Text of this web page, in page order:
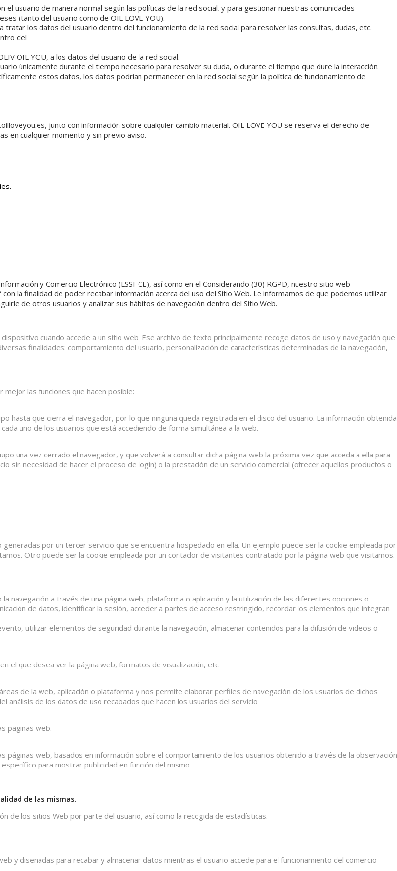
usuario de manera normal según las políticas de la red social, y para gestionar nuestras comunidades
(tanto del usuario como de OIL LOVE YOU).
los datos del usuario dentro del funcionamiento de la red social para resolver las consultas, dudas, etc.
del
OIL YOU, a los datos del usuario de la red social.
únicamente durante el tiempo necesario para resolver su duda, o durante el tiempo que dure la interacción.
estos datos, los datos podrían permanecer en la red social según la política de funcionamiento de
junto con información sobre cualquier cambio material. OIL LOVE YOU se reserva el derecho de
en cualquier momento y sin previo aviso.
y Comercio Electrónico (LSSI-CE), así como en el Considerando (30) RGPD, nuestro sitio web
con la finalidad de poder recabar información acerca del uso del Sitio Web. Le informamos de que podemos utilizar
de otros usuarios y analizar sus hábitos de navegación dentro del Sitio Web.
cuando accede a un sitio web. Ese archivo de texto principalmente recoge datos de uso y navegación que
finalidades: comportamiento del usuario, personalización de características determinadas de la navegación,
las funciones que hacen posible:
hasta que cierra el navegador, por lo que ninguna queda registrada en el disco del usuario. La información obtenida
uno de los usuarios que está accediendo de forma simultánea a la web.
una vez cerrado el navegador, y que volverá a consultar dicha página web la próxima vez que acceda a ella para
sin necesidad de hacer el proceso de login) o la prestación de un servicio comercial (ofrecer aquellos productos o
por un tercer servicio que se encuentra hospedado en ella. Un ejemplo puede ser la cookie empleada por
Otro puede ser la cookie empleada por un contador de visitantes contratado por la página web que visitamos.
navegación a través de una página web, plataforma o aplicación y la utilización de las diferentes opciones o
de datos, identificar la sesión, acceder a partes de acceso restringido, recordar los elementos que integran
utilizar elementos de seguridad durante la navegación, almacenar contenidos para la difusión de videos o
el que desea ver la página web, formatos de visualización, etc.
de la web, aplicación o plataforma y nos permite elaborar perfiles de navegación de los usuarios de dichos
análisis de los datos de uso recabados que hacen los usuarios del servicio.
páginas web.
páginas web, basados en información sobre el comportamiento de los usuarios obtenido a través de la observación
para mostrar publicidad en función del mismo.
de las mismas.
de los sitios Web por parte del usuario, así como la recogida de estadísticas.
y diseñadas para recabar y almacenar datos mientras el usuario accede para el funcionamiento del comercio